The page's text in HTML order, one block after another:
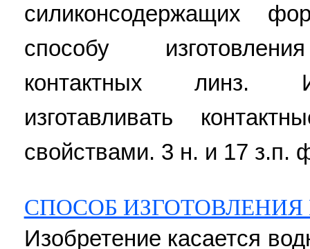
силиконсодержащих
способу
контактных линз.
изготавливать
свойствами. 3 н. и 17 з.п.
СПОСОБ
Изобретение касается